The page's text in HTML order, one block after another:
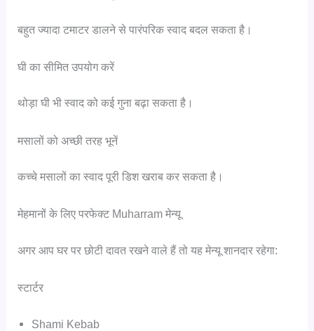
बहुत ज्यादा टमाटर डालने से पारंपरिक स्वाद बदल सकता है।
घी का सीमित उपयोग करें
थोड़ा घी भी स्वाद को कई गुना बढ़ा सकता है।
मसालों को अच्छी तरह भूनें
कच्चे मसालों का स्वाद पूरी डिश खराब कर सकता है।
मेहमानों के लिए परफेक्ट Muharram मेन्यू
अगर आप घर पर छोटी दावत रखने वाले हैं तो यह मेन्यू शानदार रहेगा:
स्टार्टर
Shami Kebab